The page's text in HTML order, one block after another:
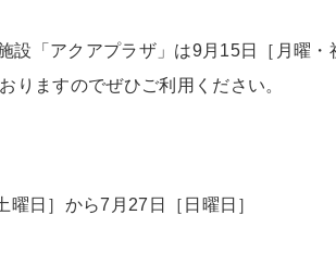
設「アクアプラザ」は9月15日［月曜
りますのでぜひご利用ください。
日］から7月27日［日曜日］